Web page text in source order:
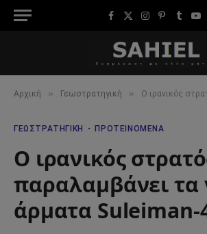
Facebook
X
Instagram
Pinterest
Tumblr
Αρχική » Γεωστρατηγική » Ο ιρανικός στρατός
ΓΕΩΣΤΡΑΤΗΓΙΚΉ ΠΡΟΤΕΙΝΌΜΕΝΑ
Ο ιρανικός
παραλαμβάνει τα
άρματα Suleiman-